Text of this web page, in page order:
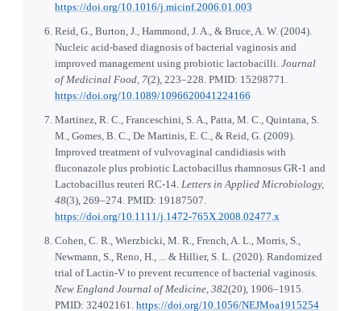
https://doi.org/10.1016/j.micinf.2006.01.003
Reid, G., Burton, J., Hammond, J. A., & Bruce, A. W. (2004).
Nucleic acid-based diagnosis of bacterial vaginosis and
improved management using probiotic lactobacilli. Journal
of Medicinal Food, 7(2), 223–228. PMID: 15298771.
https://doi.org/10.1089/1096620041224166
Martinez, R. C., Franceschini, S. A., Patta, M. C., Quintana, S.
M., Gomes, B. C., De Martinis, E. C., & Reid, G. (2009).
Improved treatment of vulvovaginal candidiasis with
fluconazole plus probiotic Lactobacillus rhamnosus GR-1 and
Lactobacillus reuteri RC-14. Letters in Applied Microbiology,
48(3), 269–274. PMID: 19187507.
https://doi.org/10.1111/j.1472-765X.2008.02477.x
Cohen, C. R., Wierzbicki, M. R., French, A. L., Morris, S.,
Newmann, S., Reno, H., ... & Hillier, S. L. (2020). Randomized
trial of Lactin-V to prevent recurrence of bacterial vaginosis.
New England Journal of Medicine, 382(20), 1906–1915.
PMID: 32402161. https://doi.org/10.1056/NEJMoa1915254